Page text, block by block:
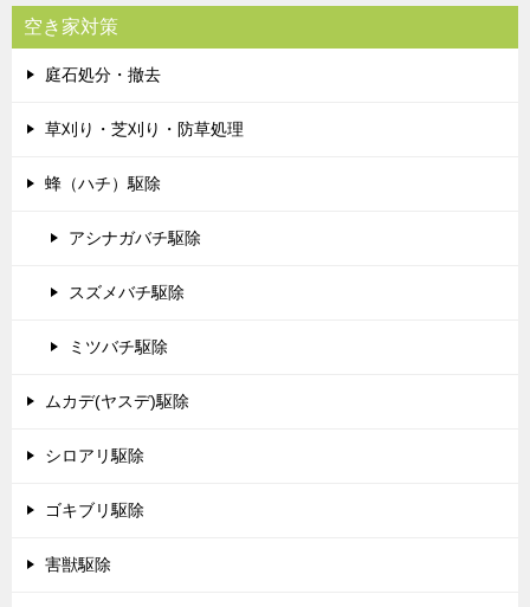
空き家対策
庭石処分・撤去
草刈り・芝刈り・防草処理
蜂（ハチ）駆除
アシナガバチ駆除
スズメバチ駆除
ミツバチ駆除
ムカデ(ヤスデ)駆除
シロアリ駆除
ゴキブリ駆除
害獣駆除